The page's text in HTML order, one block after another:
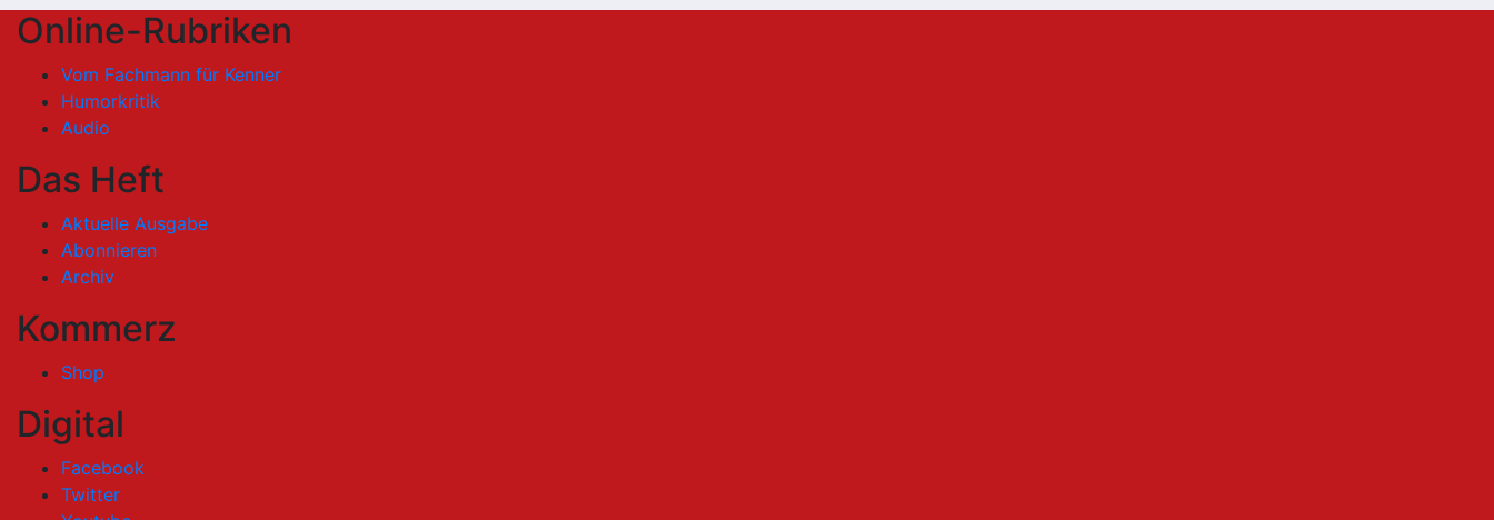
Online-Rubriken
Vom Fachmann für Kenner
Humorkritik
Audio
Das Heft
Aktuelle Ausgabe
Abonnieren
Archiv
Kommerz
Shop
Digital
Facebook
Twitter